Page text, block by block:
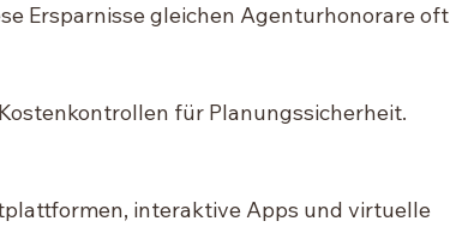
Ersparnisse gleichen Agenturhonorare oft
für Planungssicherheit.
interaktive Apps und virtuelle